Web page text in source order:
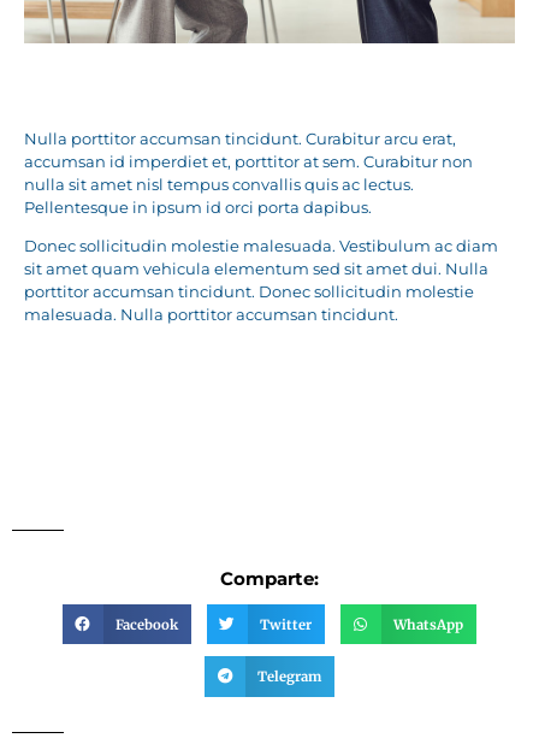
Nulla porttitor accumsan tincidunt. Curabitur arcu erat,
accumsan id imperdiet et, porttitor at sem. Curabitur non
nulla sit amet nisl tempus convallis quis ac lectus.
Pellentesque in ipsum id orci porta dapibus.
Donec sollicitudin molestie malesuada. Vestibulum ac diam
sit amet quam vehicula elementum sed sit amet dui. Nulla
porttitor accumsan tincidunt. Donec sollicitudin molestie
malesuada. Nulla porttitor accumsan tincidunt.
Comparte:
Facebook Twitter WhatsApp
Telegram